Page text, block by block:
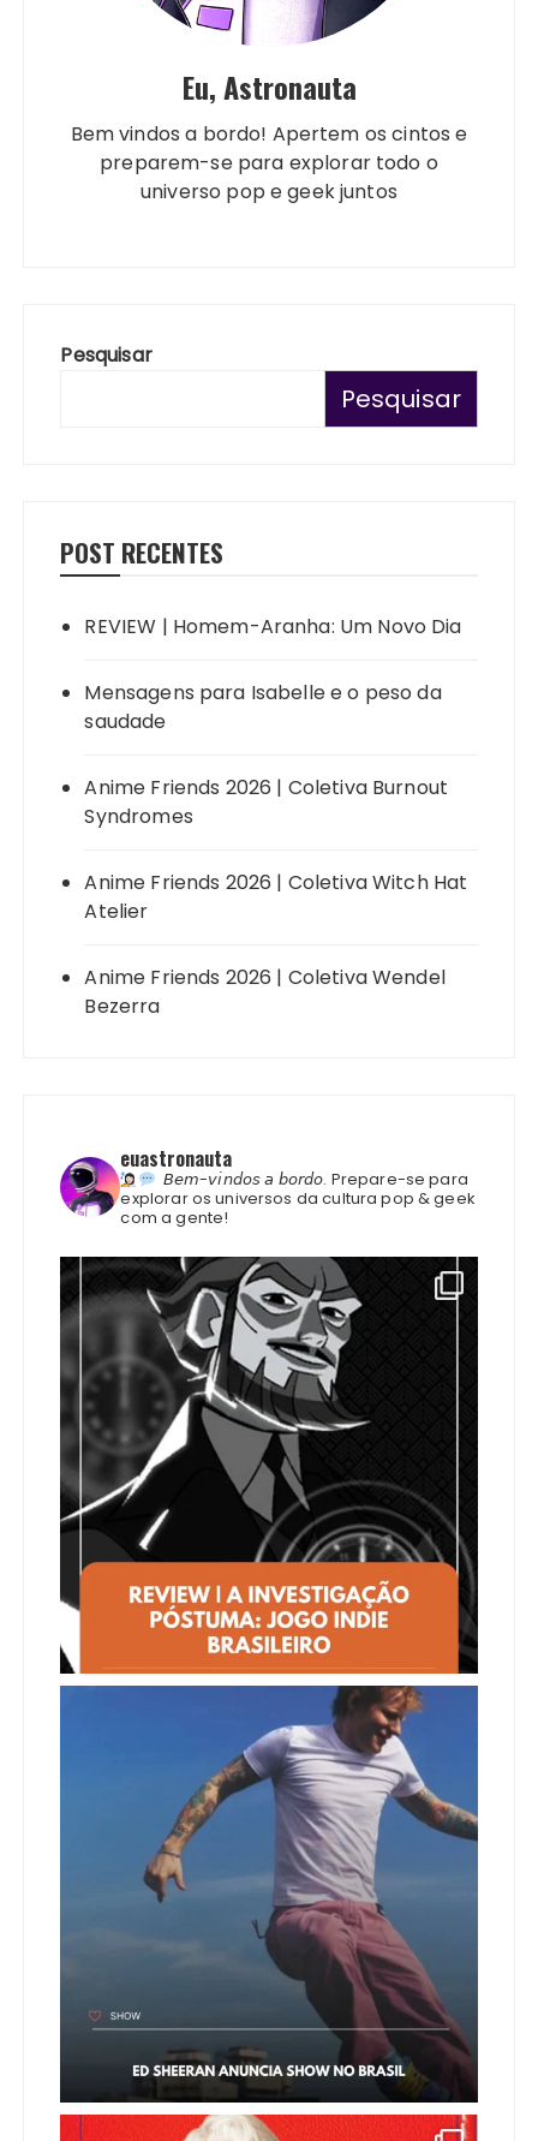
Eu, Astronauta
Bem vindos a bordo! Apertem os cintos e
preparem-se para explorar todo o
universo pop e geek juntos
Pesquisar
Pesquisar
POST RECENTES
REVIEW | Homem-Aranha: Um Novo Dia
Mensagens para Isabelle e o peso da
saudade
Anime Friends 2026 | Coletiva Burnout
Syndromes
Anime Friends 2026 | Coletiva Witch Hat
Atelier
Anime Friends 2026 | Coletiva Wendel
Bezerra
euastronauta
𝘉𝘦𝘮-𝘷𝘪𝘯𝘥𝘰𝘴 𝘢 𝘣𝘰𝘳𝘥𝘰. Prepare-se para
explorar os universos da cultura pop & geek
com a gente!